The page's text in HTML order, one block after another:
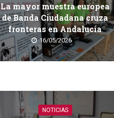
La mayor muestra europea
de Banda Ciudadana cruza
fronteras en Andalucía
16/05/2026
NOTICIAS